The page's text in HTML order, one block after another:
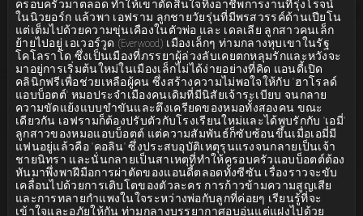
ครอบครัวมาตลอด ทำให้เขาตัดสินใจทิ้งอาชีพการงานที่รุ่งโรจน์
ในนิวยอร์ก แล้วพา เอฟราม ลูกชายวัยรุ่นที่มีพรสวรรค์ด้านเปียโน
แต่เต็มไปด้วยความขุ่นเคืองในตัวพ่อ และ เดลเลีย ลูกสาวคนเล็ก
ย้ายไปอยู่ เอเวอร์วูด (Everwood) เมืองเล็กๆ ท่ามกลางหุบเขาในรัฐ
โคโลราโด ซึ่งเป็นเมืองที่ภรรยาผู้ล่วงลับเคยตกหลุมรักและหวังจะ
มาอยู่การเริ่มต้นใหม่ในเมืองเล็กไม่ได้ง่ายอย่างที่คิด แอนดี้เปิด
คลินิกฟรีเพื่อช่วยเหลือผู้คน ซึ่งสร้างความไม่พอใจให้กับ "ฮาโรลด์
แอบบ็อตต์" หมอประจำเมืองคนเดิมที่มีนิสัยเจ้าระเบียบ จนกลาย
ความขัดแย้งแบบขำขันและตึงเครียดของหมอทั้งสองคน ขณะ
เดียวกัน เอฟรามก็ต้องปรับตัวกับโรงเรียนใหม่และได้พบรักกับ "เอมี่"
ลูกสาวของหมอแอบบ็อตต์ แต่ความสัมพันธ์ก็ซับซ้อนขึ้นเมื่อเอมี่มี
แฟนอยู่แล้วคือ "คอลิน" ซึ่งประสบอุบัติเหตุรุนแรงจนกลายเป็นเจ้า
ชายนิทรา และนั่นกลายเป็นสาเหตุที่ทำให้ครอบครัวแอบบ็อตต์ต้อง
หันมาพึ่งพาฝีมือการผ่าตัดของแอนดี้ตลอดทั้งซีซัน เรื่องราวจะขับ
เคลื่อนไปด้วยการเติบโตของตัวละคร การก้าวข้ามความสูญเสีย
และการทลายกำแพงในใจระหว่างพ่อกับลูกที่ค่อยๆ เรียนรู้ที่จะ
เข้าใจและอภัยให้กัน ท่ามกลางบรรยากาศอบอุ่นแต่แฝงไปด้วย